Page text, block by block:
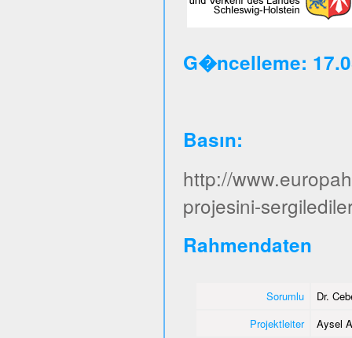
G�ncelleme:
Basın:
http://
projesini-
Rahmendaten
Sorumlu
Dr.
Projektleiter
Aysel